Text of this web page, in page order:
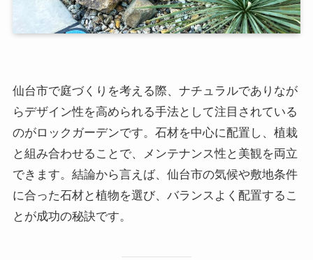
仙台市で庭づくりを考える際、ナチュラルでありなが
らデザイン性を高められる手法として注目されている
のがロックガーデンです。石材を中心に配置し、植栽
と組み合わせることで、メンテナンス性と美観を両立
できます。結論から言えば、仙台市の気候や敷地条件
に合った石材と植物を選び、バランスよく配置するこ
とが成功の秘訣です。